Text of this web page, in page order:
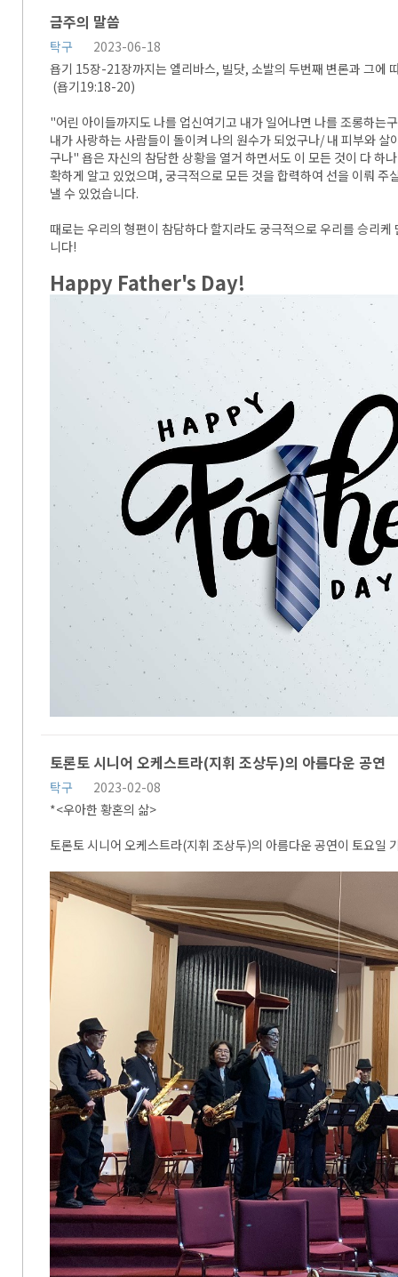
금주의 말씀
탁구
2023-06-18
욥기 15장-21장까지는 엘리바스, 빌닷, 소발의 두번째 변론과 그에
(욥기19:18-20)
"어린 아이들까지도 나를 업신여기고 내가 일어나면 나를 조롱하는
내가 사랑하는 사람들이 돌이켜 나의 원수가 되었구나/ 내 피부와 살
구나" 욥은 자신의 참담한 상황을 열거 하면서도 이 모든 것이 다 하
확하게 알고 있었으며, 궁극적으로 모든 것을 합력하여 선을 이뤄 주
낼 수 있었습니다.
때로는 우리의 형편이 참담하다 할지라도 궁극적으로 우리를 승리
니다!
Happy Father's Day!
토론토 시니어 오케스트라(지휘 조상두)의 아름다운 공연
탁구
2023-02-08
*<우아한 황혼의 삶>
토론토 시니어 오케스트라(지휘 조상두)의 아름다운 공연이 토요일